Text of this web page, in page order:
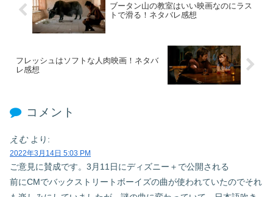
ブータン山の教室はいい映画なのにラス
トで滑る！ネタバレ感想
フレッシュはソフトな人肉映画！ネタバ
レ感想
コメント
えむ より:
2022年3月14日 5:03 PM
ご意見に賛成です。3月11日にディズニー＋で公開される
前にCMでバックストリートボーイズの曲が使われていたのでそれ